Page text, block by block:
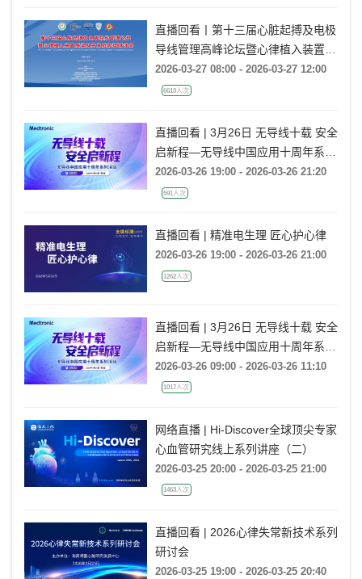
直播回看丨第十三届心脏起搏及电极
导线管理高峰论坛暨心律植入装置感
染及并发症处理研讨会
2026-03-27 08:00 - 2026-03-27 12:00
6610人次
直播回看 | 3月26日 无导线十载 安全
启新程—无导线中国应用十周年系列
活动
2026-03-26 19:00 - 2026-03-26 21:20
591人次
直播回看 | 精准电生理 匠心护心律
2026-03-26 19:00 - 2026-03-26 21:00
1262人次
直播回看 | 3月26日 无导线十载 安全
启新程—无导线中国应用十周年系列
活动
2026-03-26 09:00 - 2026-03-26 11:10
1017人次
网络直播 | Hi-Discover全球顶尖专家
心血管研究线上系列讲座（二）
2026-03-25 20:00 - 2026-03-25 21:00
1463人次
直播回看 | 2026心律失常新技术系列
研讨会
2026-03-25 19:00 - 2026-03-25 20:40